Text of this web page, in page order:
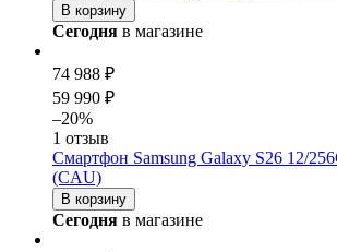
В корзину
Сегодня в магазине
74 988 ₽
59 990 ₽
–20%
1 отзыв
Смартфон Samsung Galaxy S26 12/
(CAU)
В корзину
Сегодня в магазине